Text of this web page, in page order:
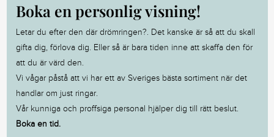
Boka en personlig visning!
Letar du efter den där drömringen?. Det kanske är så att du skall
gifta dig, förlova dig. Eller så är bara tiden inne att skaffa den för
att du är värd den.
Vi vågar påstå att vi har ett av Sveriges bästa sortiment när det
handlar om just ringar.
Vår kunniga och proffsiga personal hjälper dig till rätt beslut.
Boka en tid.